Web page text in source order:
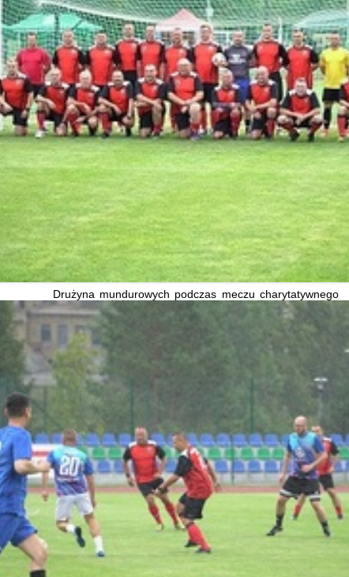
Drużyna mundurowych podczas meczu charytatywnego